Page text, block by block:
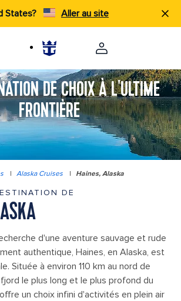
States? Aller au site
DE CHOIX À L'ULTIME
FRONTIÈRE
| Alaska Cruises | Haines, Alaska
DE
d'une aventure sauvage et rude
authentique, Haines, en Alaska, est
Située à environ 110 km au nord de
le plus long et le plus profond du
un choix infini d'activités en plein air